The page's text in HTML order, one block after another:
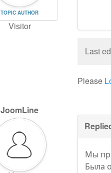
TOPIC AUTHOR
Visitor
Last
Please
JoomLine
Мы
Была